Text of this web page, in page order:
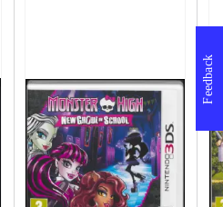
Feedback